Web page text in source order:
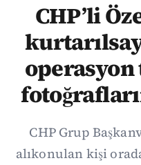
CHP’li
CHP Grup
alıkonulan kişi